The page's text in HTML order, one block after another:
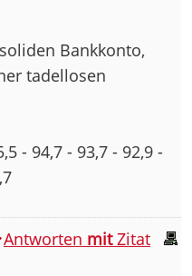
Bankkonto,
tadellosen
- 94,7 - 93,7 - 92,9 -
Antworten mitZitat